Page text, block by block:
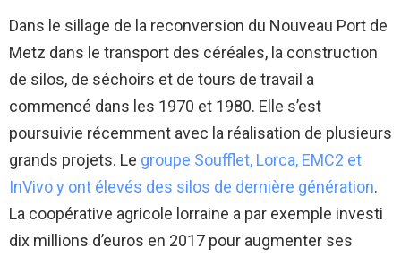
Dans le sillage de la reconversion du Nouveau Port de
Metz dans le transport des céréales, la construction
de silos, de séchoirs et de tours de travail a
commencé dans les 1970 et 1980. Elle s’est
poursuivie récemment avec la réalisation de plusieurs
grands projets. Le groupe Soufflet, Lorca, EMC2 et
InVivo y ont élevés des silos de dernière génération.
La coopérative agricole lorraine a par exemple investi
dix millions d’euros en 2017 pour augmenter ses